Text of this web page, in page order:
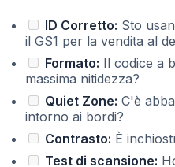
ID Corretto: Sto
il GS1 per la vendita al
Formato: Il codice a
massima nitidezza?
Quiet Zone: C'è
intorno ai bordi?
Contrasto: È
Test di scansione: